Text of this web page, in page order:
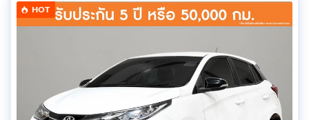
HOT